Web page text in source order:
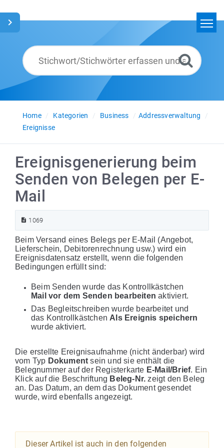
Glossar
Deutsch
Home
Kategorien Business
Addressverwaltung
Ereignisse
Ereignisgenerierung beim
Senden von Belegen per E-
Mail
1069
Beim Versand eines Belegs per E-Mail (Angebot,
Lieferschein, Debitorenrechnung usw.) wird ein
Ereignisdatensatz erstellt, wenn die folgenden
Bedingungen erfüllt sind:
Beim Senden wurde das Kontrollkästchen
Mail vor dem Senden bearbeiten aktiviert.
Das Begleitschreiben wurde bearbeitet und
das Kontrollkästchen Als Ereignis speichern
wurde aktiviert.
Die erstellte Ereignisaufnahme (nicht änderbar) wird
vom Typ Dokument sein und sie enthält die
Belegnummer auf der Registerkarte E-Mail/Brief. Ein
Klick auf die Beschriftung Beleg-Nr. zeigt den Beleg
an. Das Datum, an dem das Dokument gesendet
wurde, wird ebenfalls angezeigt.
Dieser Artikel ist auch in den folgenden